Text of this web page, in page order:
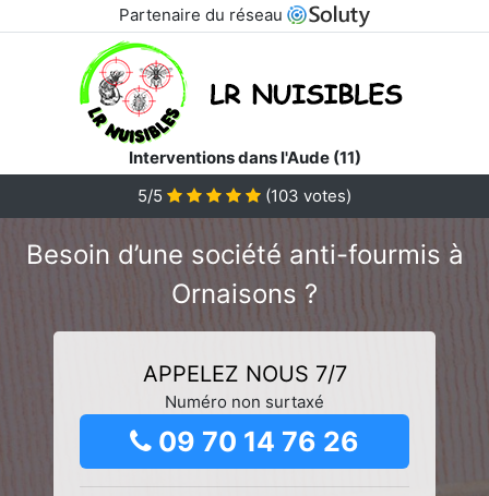
Partenaire du réseau
Interventions dans l'Aude (11)
5/5
(103 votes)
Besoin d’une société anti-fourmis à
Ornaisons ?
APPELEZ NOUS 7/7
Numéro non surtaxé
09 70 14 76 26